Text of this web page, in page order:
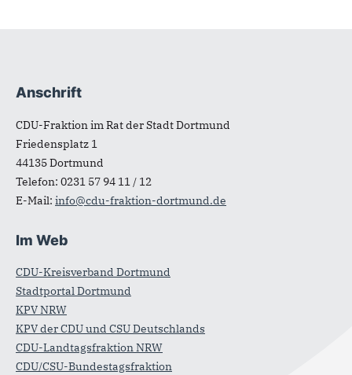
Fußbereich
Anschrift
CDU-Fraktion im Rat der Stadt Dortmund
Friedensplatz 1
44135Dortmund
Telefon: 0231 57 94 11 / 12
E-Mail: info@cdu-fraktion-dortmund.de
Im Web
CDU-Kreisverband Dortmund
Stadtportal Dortmund
KPV NRW
KPV der CDU und CSU Deutschlands
CDU-Landtagsfraktion NRW
CDU/CSU-Bundestagsfraktion